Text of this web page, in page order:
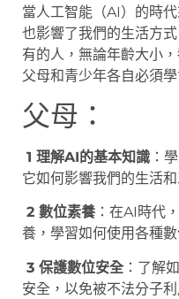
當人工智能（AI）的時
也影響了我們的生活方
有的人，無論年齡大小
父母和青少年各自必須學
父母：
1 理解AI的基本知識 ：
它如何影響我們的生活和
2 數位素養 ：在AI時代
養，學習如何使用各種數
3 保護數位安全 ：了解
安全，以免被不法分子利